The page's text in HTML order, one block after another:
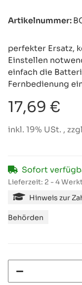
Artikelnummer:
perfekter Ersatz,
Einstellen
einfach die
Fernbedienung
17,69 €
inkl. 19% USt. ,
Sofort
Lieferzeit: 2 - 4
Hinweis zur
Behörden